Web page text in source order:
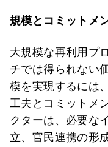
規模とコミットメ
大規模な再利用プ
チでは得られない
模を実現するには
工夫とコミットメ
クターは、必要な
立、官民連携の形